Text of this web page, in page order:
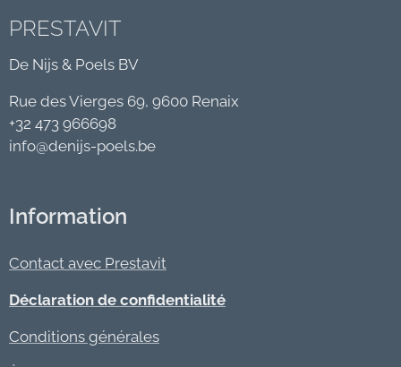
PRESTAVIT
De Nijs & Poels BV
Rue des Vierges 69, 9600 Renaix
+32 473 966698
info@denijs-poels.be
Information
Contact avec Prestavit
Déclaration de confidentialité
Conditions générales